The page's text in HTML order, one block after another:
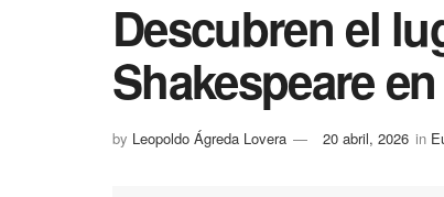
Descubren el
Shakespeare
by Leopoldo Ágreda Lovera 20 abril, 2026 in